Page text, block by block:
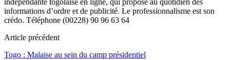
indépendante togolaise en ligne, qui propose au quotidien des
informations d’ordre et de publicité. Le professionnalisme est son
crédo. Téléphone (00228) 90 96 63 64
Article précédent
Togo : Malaise au sein du camp présidentiel